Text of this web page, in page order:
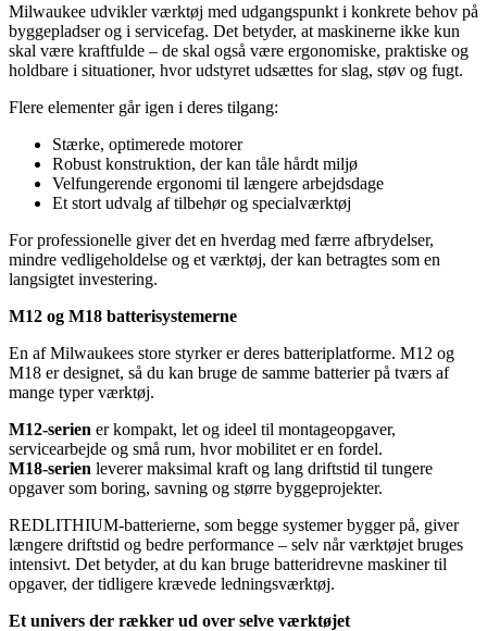
Milwaukee udvikler værktøj med udgangspunkt i konkrete behov på
byggepladser og i servicefag. Det betyder, at maskinerne ikke kun
skal være kraftfulde – de skal også være ergonomiske, praktiske og
holdbare i situationer, hvor udstyret udsættes for slag, støv og fugt.
Flere elementer går igen i deres tilgang:
Stærke, optimerede motorer
Robust konstruktion, der kan tåle hårdt miljø
Velfungerende ergonomi til længere arbejdsdage
Et stort udvalg af tilbehør og specialværktøj
For professionelle giver det en hverdag med færre afbrydelser,
mindre vedligeholdelse og et værktøj, der kan betragtes som en
langsigtet investering.
M12 og M18 batterisystemerne
En af Milwaukees store styrker er deres batteriplatforme. M12 og
M18 er designet, så du kan bruge de samme batterier på tværs af
mange typer værktøj.
M12-serien er kompakt, let og ideel til montageopgaver,
servicearbejde og små rum, hvor mobilitet er en fordel.
M18-serien leverer maksimal kraft og lang driftstid til tungere
opgaver som boring, savning og større byggeprojekter.
REDLITHIUM-batterierne, som begge systemer bygger på, giver
længere driftstid og bedre performance – selv når værktøjet bruges
intensivt. Det betyder, at du kan bruge batteridrevne maskiner til
opgaver, der tidligere krævede ledningsværktøj.
Et univers der rækker ud over selve værktøjet